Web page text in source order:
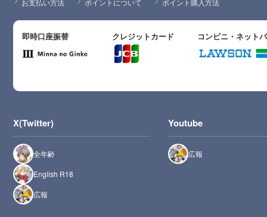
お支払い方法 ポイントについて ポイント購入方法
即時口座振替 クレジットカード コンビニ・ネット
X(Twitter)
全年齢
English R18
広報
Youtube
広報